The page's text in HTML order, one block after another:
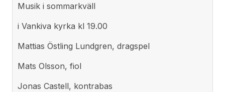
Musik i sommarkväll
i Vankiva kyrka kl 19.00
Mattias Östling Lundgren, dragspel
Mats Olsson, fiol
Jonas Castell, kontrabas